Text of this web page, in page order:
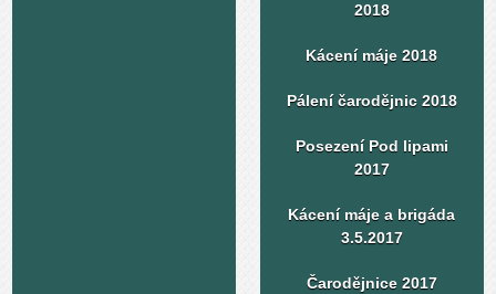
2018
Kácení máje 2018
Pálení čarodějnic 2018
Posezení Pod lipami
2017
Kácení máje a brigáda
3.5.2017
Čarodějnice 2017